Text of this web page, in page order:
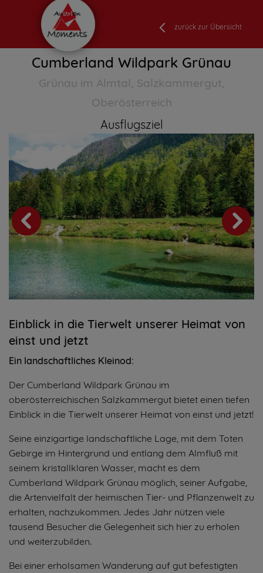
zurück zur Übersicht
Cumberland Wildpark Grünau
Grünau im Almtal, Salzkammergut,
Oberösterreich
Ausflugsziel
Einblick in die Tierwelt unserer Heimat von
einst und jetzt
Ein landschaftliches Kleinod:
Der Cumberland Wildpark Grünau im
oberösterreichischen Salzkammergut bietet einen tiefen
Einblick in die Tierwelt unserer Heimat von einst und jetzt!
Seine einzigartige landschaftliche Lage, mit dem Toten
Gebirge im Hintergrund und entlang dem Almfluß mit
seinem kristallklaren Wasser, macht es dem
Cumberland Wildpark Grünau möglich, seiner Aufgabe,
die Artenvielfalt der heimischen Tier- und Pflanzenwelt zu
erhalten, nachzukommen. Jedes Jahr nützen viele
tausend Besucher die Gelegenheit sich hier zu erholen
und weiterzubilden.
Bei einer erholsamen Wanderung auf gut befestigten